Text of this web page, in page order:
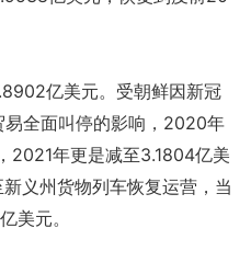
亿美元。受朝鲜因新冠
全面叫停的影响，2020年
2021年更是减至3.1804亿美
义州货物列车恢复运营，当
美元。